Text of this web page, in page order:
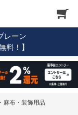
レーン
料！】
麻布・装飾用品